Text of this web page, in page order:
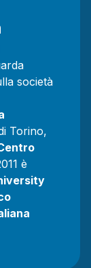
società
Torino,
è